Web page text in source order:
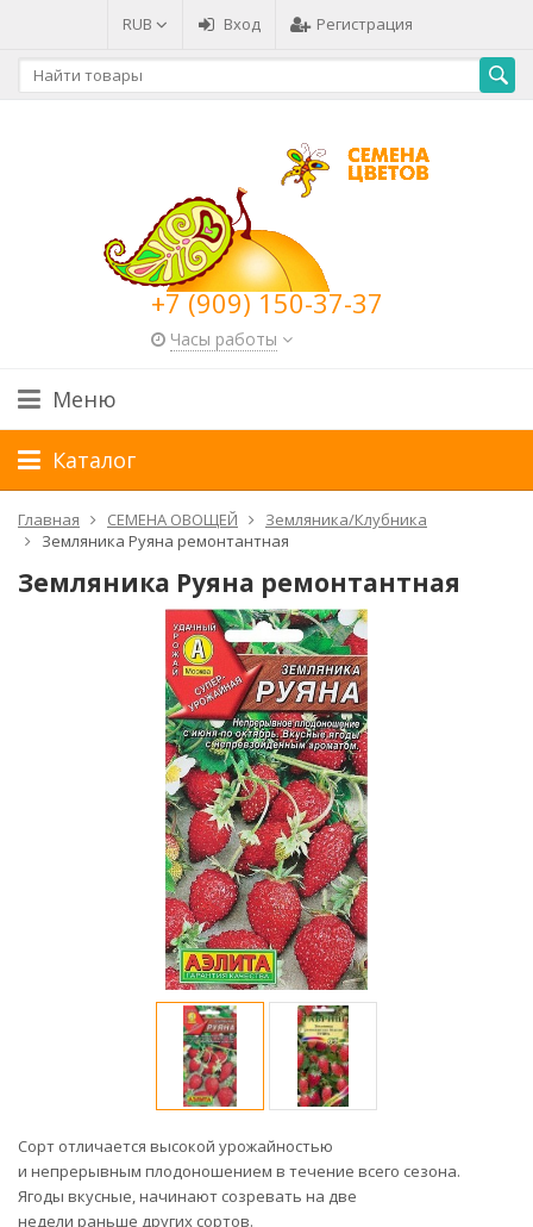
RUB Вход Регистрация
+7 (909) 150-37-37
Часы работы
Меню
Каталог
Главная СЕМЕНА ОВОЩЕЙ
Земляника/Клубника
Земляника Руяна ремонтантная
Земляника Руяна ремонтантная
Сорт отличается высокой урожайностью
и непрерывным плодоношением в течение всего сезона.
Ягоды вкусные, начинают созревать на две
недели раньше других сортов.